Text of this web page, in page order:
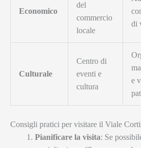
Economico
del
commercio
locale
di
Culturale
Centro di
eventi e
cultura
e
Consigli pratici per visitare il Viale
Pianificare la visita: Se